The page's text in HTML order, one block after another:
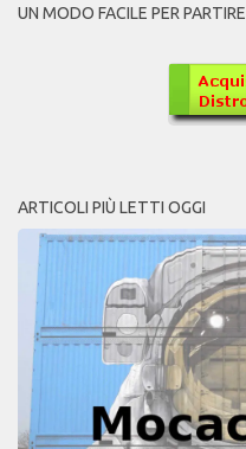
UN MODO FACILE PER PARTIRE
ARTICOLI PIÙ LETTI OGGI